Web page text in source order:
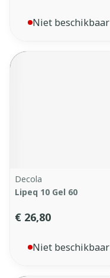
Niet beschikbaar
Decola
Lipeq 10 Gel 60
€ 26,80
Niet beschikbaar